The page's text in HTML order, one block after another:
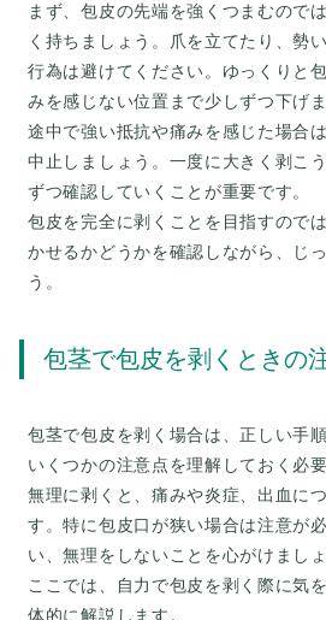
まず、包皮の先端を強くつまむので
く持ちましょう。爪を立てたり、勢
行為は避けてください。ゆっくりと
みを感じない位置まで少しずつ下げま
途中で強い抵抗や痛みを感じた場合
中止しましょう。一度に大きく剥こ
ずつ確認していくことが重要です。
包皮を完全に剥くことを目指すので
かせるかどうかを確認しながら、じ
包茎で包皮を剥くときの
包茎で包皮を剥く場合は、正しい手
いくつかの注意点を理解しておく必
無理に剥くと、痛みや炎症、出血に
す。特に包皮口が狭い場合は注意が
い、無理をしないことを心がけましょ
ここでは、自力で包皮を剥く際に気